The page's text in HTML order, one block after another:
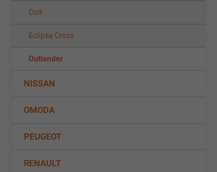
Colt
Eclipse Cross
Outlander
NISSAN
OMODA
PEUGEOT
RENAULT